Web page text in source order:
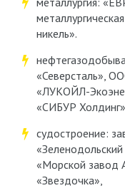
никель».
«Северсталь»,
«ЛУКОЙЛ-
«СИБУР
судостроение:
«Морской завод
«Звездочка»,